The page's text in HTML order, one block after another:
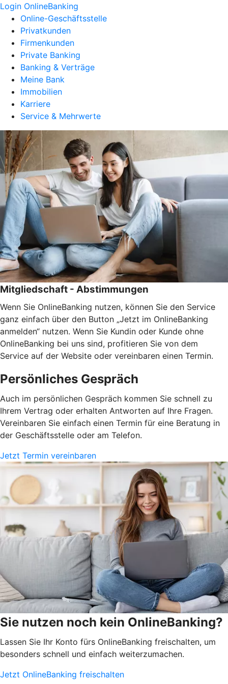
Login OnlineBanking
Online-Geschäftsstelle
Privatkunden
Firmenkunden
Private Banking
Banking & Verträge
Meine Bank
Immobilien
Karriere
Service & Mehrwerte
Mitgliedschaft - Abstimmungen
Wenn Sie OnlineBanking nutzen, können Sie den Service
ganz einfach über den Button „Jetzt im OnlineBanking
anmelden“ nutzen. Wenn Sie Kundin oder Kunde ohne
OnlineBanking bei uns sind, profitieren Sie von dem
Service auf der Website oder vereinbaren einen Termin.
Persönliches Gespräch
Auch im persönlichen Gespräch kommen Sie schnell zu
Ihrem Vertrag oder erhalten Antworten auf Ihre Fragen.
Vereinbaren Sie einfach einen Termin für eine Beratung in
der Geschäftsstelle oder am Telefon.
Jetzt Termin vereinbaren
Sie nutzen noch kein OnlineBanking?
Lassen Sie Ihr Konto fürs OnlineBanking freischalten, um
besonders schnell und einfach weiterzumachen.
Jetzt OnlineBanking freischalten